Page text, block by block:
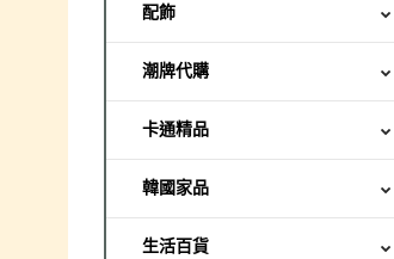
配飾
潮牌代購
卡通精品
韓國家品
生活百貨